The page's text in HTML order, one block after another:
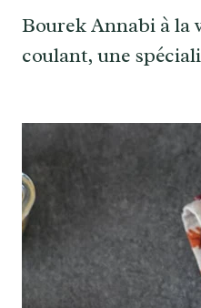
Bourek Annabi à la
coulant, une